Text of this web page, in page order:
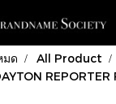
มด All Product
REPORTER